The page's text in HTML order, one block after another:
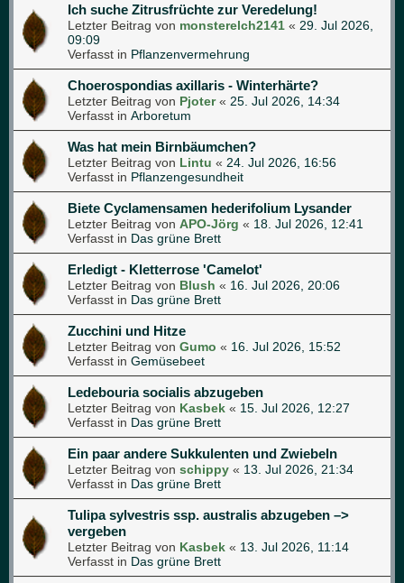
Ich suche Zitrusfrüchte zur Veredelung!
Letzter Beitrag von monsterelch2141 « 29. Jul 2026,
09:09
Verfasst in Pflanzenvermehrung
Choerospondias axillaris - Winterhärte?
Letzter Beitrag von Pjoter« 25. Jul 2026, 14:34
Verfasst in Arboretum
Was hat mein Birnbäumchen?
Letzter Beitrag von Lintu « 24. Jul 2026, 16:56
Verfasst in Pflanzengesundheit
Biete Cyclamensamen hederifolium Lysander
Letzter Beitrag von APO-Jörg « 18. Jul 2026, 12:41
Verfasst in Das grüne Brett
Erledigt - Kletterrose 'Camelot'
Letzter Beitrag von Blush « 16. Jul 2026, 20:06
Verfasst in Das grüne Brett
Zucchini und Hitze
Letzter Beitrag von Gumo « 16. Jul 2026, 15:52
Verfasst in Gemüsebeet
Ledebouria socialis abzugeben
Letzter Beitrag von Kasbek « 15. Jul 2026, 12:27
Verfasst in Das grüne Brett
Ein paar andere Sukkulenten und Zwiebeln
Letzter Beitrag von schippy « 13. Jul 2026, 21:34
Verfasst in Das grüne Brett
Tulipa sylvestris ssp. australis abzugeben –>
vergeben
Letzter Beitrag von Kasbek « 13. Jul 2026, 11:14
Verfasst in Das grüne Brett